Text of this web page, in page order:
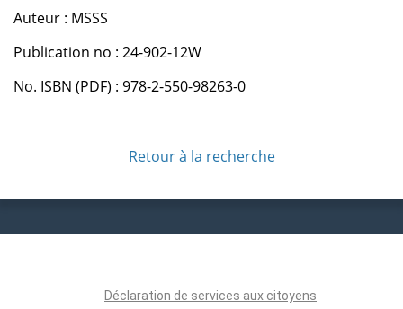
Auteur : MSSS
Publication no : 24-902-12W
No. ISBN (PDF) : 978-2-550-98263-0
Retour à la recherche
Déclaration de services aux citoyens